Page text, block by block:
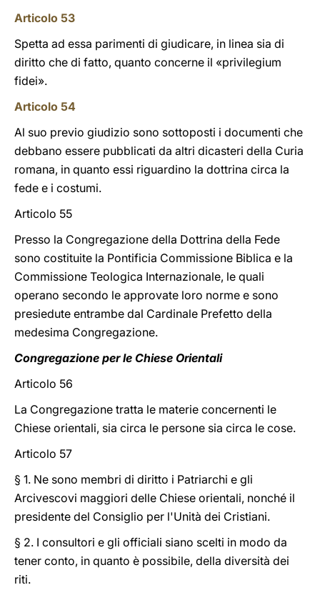
Articolo 53
Spetta ad essa parimenti di giudicare, in linea sia di
diritto che di fatto, quanto concerne il «privilegium
fidei».
Articolo 54
Al suo previo giudizio sono sottoposti i documenti che
debbano essere pubblicati da altri dicasteri della Curia
romana, in quanto essi riguardino la dottrina circa la
fede e i costumi.
Articolo 55
Presso la Congregazione della Dottrina della Fede
sono costituite la Pontificia Commissione Biblica e la
Commissione Teologica Internazionale, le quali
operano secondo le approvate loro norme e sono
presiedute entrambe dal Cardinale Prefetto della
medesima Congregazione.
Congregazione per le Chiese Orientali
Articolo 56
La Congregazione tratta le materie concernenti le
Chiese orientali, sia circa le persone sia circa le cose.
Articolo 57
§ 1. Ne sono membri di diritto i Patriarchi e gli
Arcivescovi maggiori delle Chiese orientali, nonché il
presidente del Consiglio per l'Unità dei Cristiani.
§ 2. I consultori e gli officiali siano scelti in modo da
tener conto, in quanto è possibile, della diversità dei
riti.